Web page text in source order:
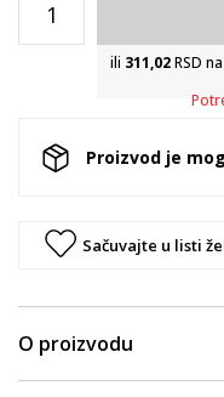
ili 311,02RSD
Proizvod je
Sačuvajte u listi
O proizvodu